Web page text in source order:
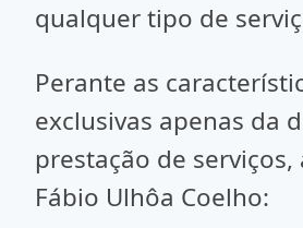
qualquer tipo de
Perante as
exclusivas apenas da
prestação de serviços,
Fábio Ulhôa Coelho: